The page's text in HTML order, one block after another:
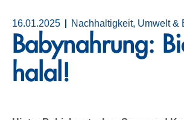
16.01.2025 Nachhaltigkeit, Umwelt &
Babynahrung:
halal!